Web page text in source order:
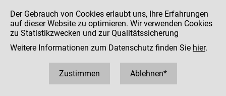
Kontakt
Impressum
Datenschutz
Hinweisgeber:innenplattform (für Mitarbeiter:innen)
Der Gebrauch von Cookies erlaubt uns, Ihre Erfahrungen
auf dieser Website zu optimieren. Wir verwenden Cookies
zu Statistikzwecken und zur Qualitätssicherung
Weitere Informationen zum Datenschutz finden Sie hier.
Zustimmen Ablehnen*